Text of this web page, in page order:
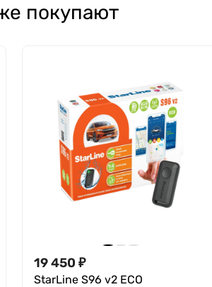
покупают
19 450 ₽
StarLine S96 v2 ECO